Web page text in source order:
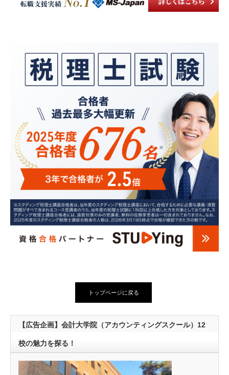
トップページに戻る
【広告企画】会計大学院（アカウンティングスクール）12
校の魅力を探る！